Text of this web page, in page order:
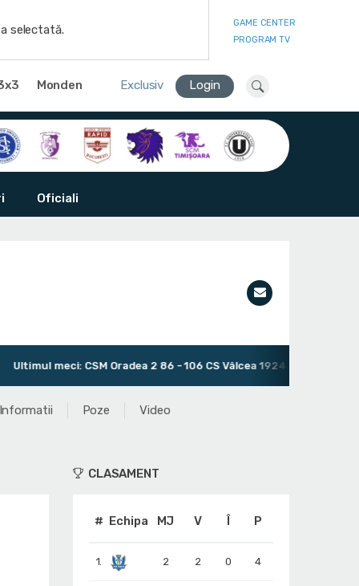
selectată.
GAME CENTER
PROGRAM TV
Monden Exclusiv Login
Oficiali
Oradea 2 86 - 106 CS Vâlcea 1924 2 Antrenor: Dávid
Informatii Poze Video
CLASAMENT
# Echipa MJ V Î P
1. 2 2 0 4